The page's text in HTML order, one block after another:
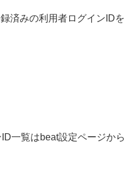
済みの利用者ログインIDを
一覧はbeat設定ページから